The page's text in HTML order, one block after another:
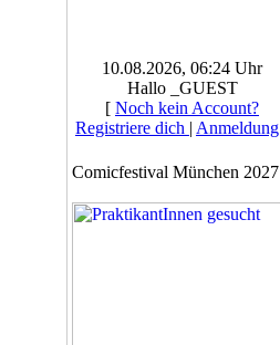
10.08.2026, 06:24 Uhr
Hallo _GUEST
[ Noch kein Account?
Registriere dich | Anmeldung
Comicfestival München 2027